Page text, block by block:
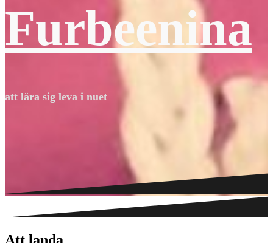
Furbeenina
att lära sig leva i nuet
Att landa